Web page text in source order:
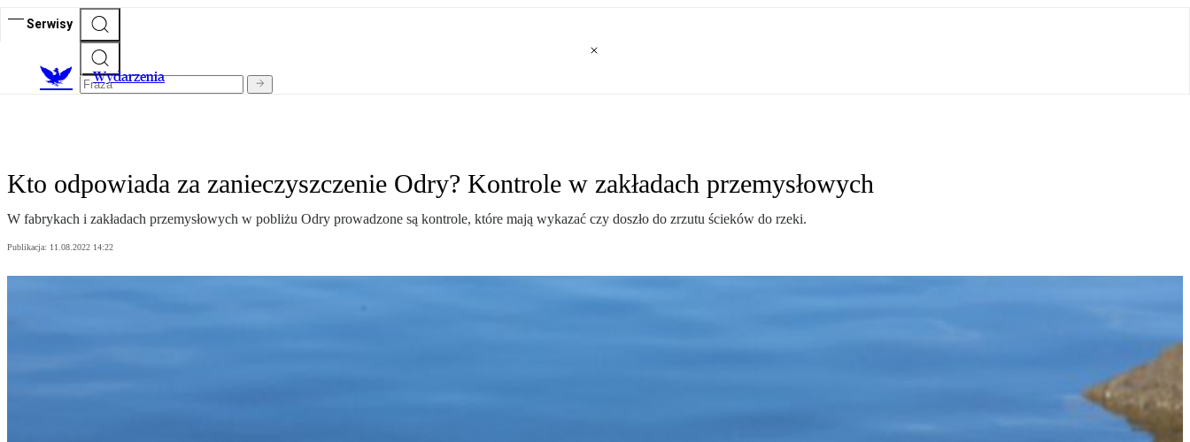
Serwisy
Wydarzenia
Kto odpowiada za zanieczyszczenie Odry? Kontrole w zakładach przemysłowych
W fabrykach i zakładach przemysłowych w pobliżu Odry prowadzone są kontrole, które mają wykazać czy doszło do zrzutu ścieków do rzeki.
Publikacja: 11.08.2022 14:22